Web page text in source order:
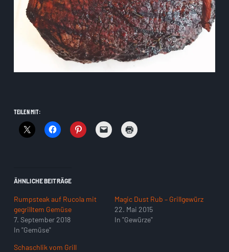
TEILEN MIT:
ÄHNLICHE BEITRÄGE
Rumpsteak auf Rucola mit
gegrilltem Gemüse
7. September 2018
In "Gemüse"
Magic Dust Rub – Grillgewürz
22. Mai 2015
In "Gewürze"
Schaschlik vom Grill